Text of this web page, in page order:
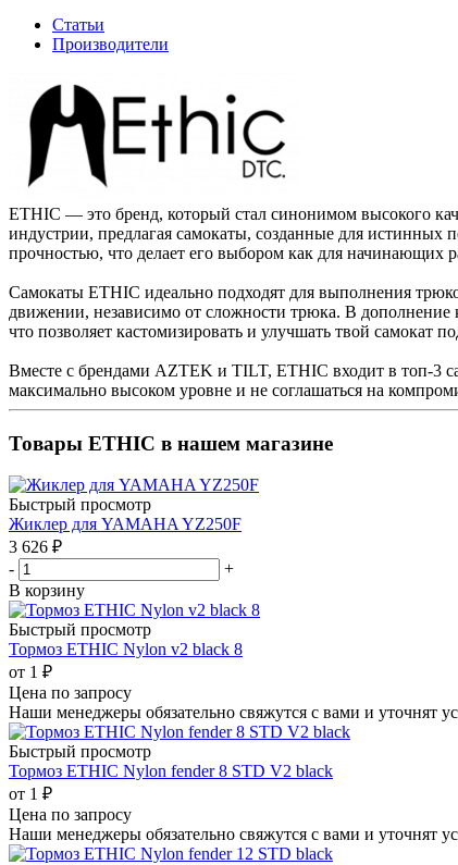
Статьи
Производители
ETHIC — это бренд, который стал синонимом высокого
индустрии, предлагая самокаты, созданные для
прочностью, что делает его выбором как для начинающих
Самокаты ETHIC идеально подходят для выполнения
движении, независимо от сложности трюка. В дополнение
что позволяет кастомизировать и улучшать твой самокат
Вместе с брендами AZTEK и TILT, ETHIC входит в топ-3
максимально высоком уровне и не соглашаться на
Товары ETHIC в нашем магазине
Быстрый просмотр
Жиклер для YAMAHA YZ250F
3 626 ₽
-
+
В корзину
Быстрый просмотр
Тормоз ETHIC Nylon v2 black 8
от 1 ₽
Цена по запросу
Наши менеджеры обязательно свяжутся с вами и уточнят
Быстрый просмотр
Тормоз ETHIC Nylon fender 8 STD V2 black
от 1 ₽
Цена по запросу
Наши менеджеры обязательно свяжутся с вами и уточнят